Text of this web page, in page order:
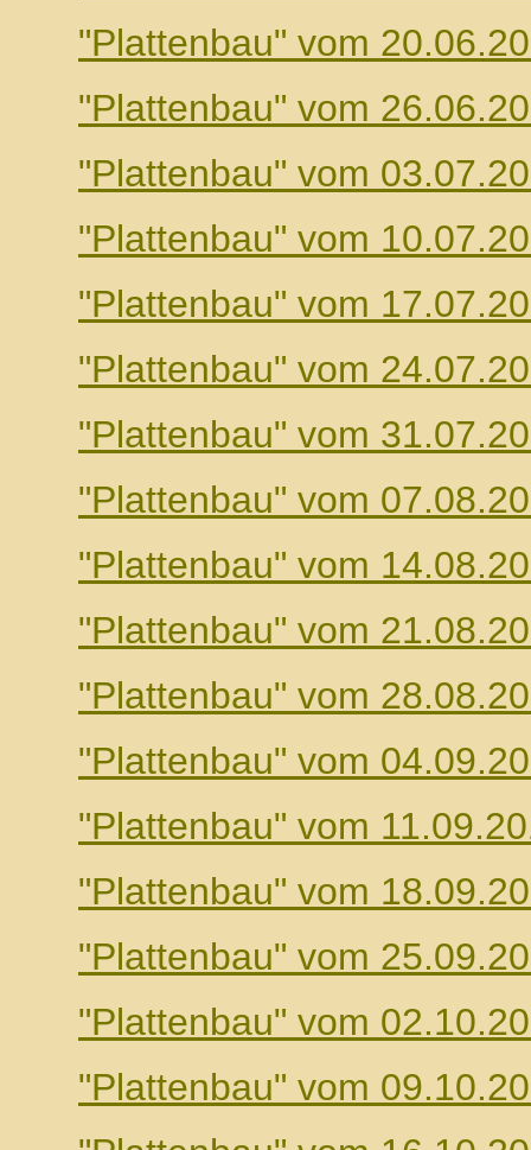
"Plattenbau" vom
"Plattenbau" vom
"Plattenbau" vom
"Plattenbau" vom
"Plattenbau" vom
"Plattenbau" vom
"Plattenbau" vom
"Plattenbau" vom
"Plattenbau" vom
"Plattenbau" vom
"Plattenbau" vom
"Plattenbau" vom
"Plattenbau" vom
"Plattenbau" vom
"Plattenbau" vom
"Plattenbau" vom
"Plattenbau" vom